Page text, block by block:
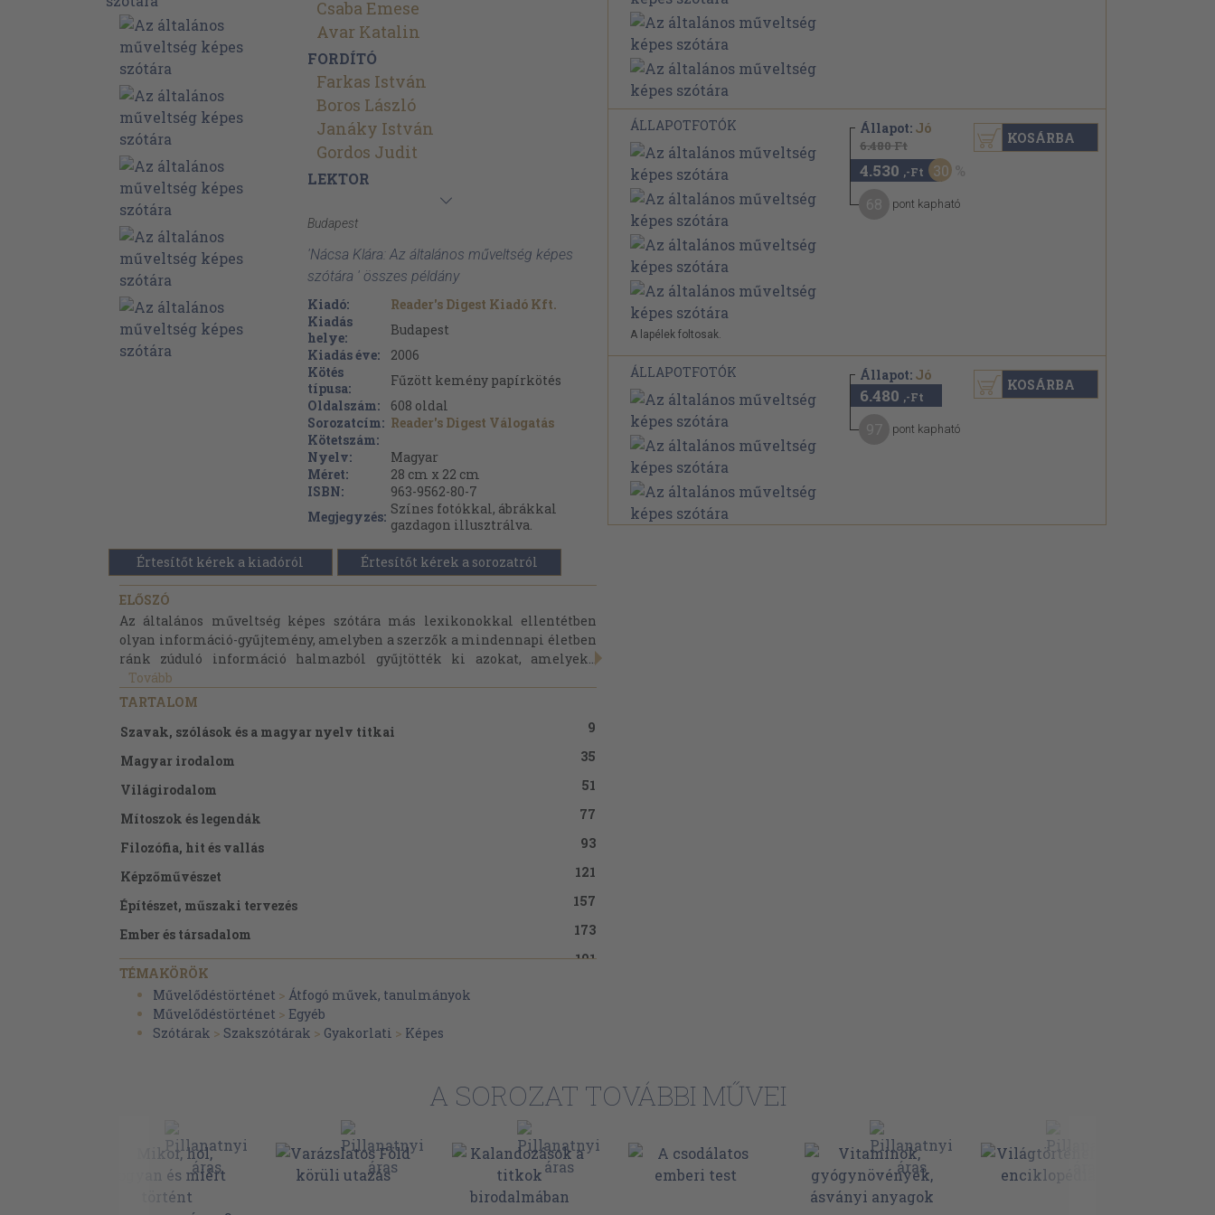
Csaba Emese
Avar Katalin
FORDÍTÓ
Farkas István
Boros László
Janáky István
Gordos Judit
LEKTOR
Budapest
'Nácsa Klára: Az általános műveltség képes
szótára ' összes példány
Kiadó:
Reader's Digest Kiadó Kft.
Kiadás
helye:
Budapest
Kiadás éve:
2006
Kötés
típusa:
Fűzött kemény papírkötés
Oldalszám:
608 oldal
Sorozatcím: Reader's Digest Válogatás
Kötetszám:
Nyelv:
Magyar
Méret:
28 cm x 22 cm
ISBN:
963-9562-80-7
Megjegyzés: Színes fotókkal, ábrákkal
gazdagon illusztrálva.
Értesítőt kérek a kiadóról Értesítőt kérek a sorozatról
ELŐSZÓ
Az általános műveltség képes szótára más lexikonokkal ellentétben
olyan információ-gyűjtemény, amelyben a szerzők a mindennapi életben
ránk zúduló információ halmazból gyűjtötték ki azokat, amelyek...
Tovább
TARTALOM
Szavak, szólások és a magyar nyelv titkai
9
Magyar irodalom
35
Világirodalom
51
Mítoszok és legendák
77
Filozófia, hit és vallás
93
Képzőművészet
121
Építészet, műszaki tervezés
157
Ember és társadalom
173
Magyar történelem
191
Világtörténelem
Politika, kormányzat és jog
339
Sport és kikapcsolódás
Magyarország legszebb tájai és látképei
395
Országok, városok, tájak a világban
TÉMAKÖRÖK
Művelődéstörténet > Átfogó művek, tanulmányok
Művelődéstörténet > Egyéb
Szótárak > Szakszótárak > Gyakorlati > Képes
ÁLLAPOTFOTÓK
A lapélek foltosak.
Állapot: Jó
6.480 Ft
4.530 ,-Ft 30
pont kapható
KOSÁRBA
ÁLLAPOTFOTÓK Állapot: Jó
6.480 ,-Ft
pont kapható
KOSÁRBA
A SOROZAT TOVÁBBI MŰVEI